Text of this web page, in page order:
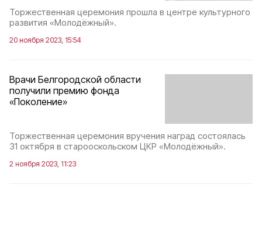
Торжественная церемония прошла в центре культурного
развития «Молодёжный».
20 ноября 2023, 15:54
Врачи Белгородской области
получили премию фонда
«Поколение»
Торжественная церемония вручения наград состоялась
31 октября в старооскольском ЦКР «Молодёжный».
2 ноября 2023, 11:23